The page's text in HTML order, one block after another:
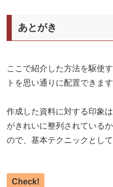
あとがき
ここで紹介した方法を駆使
トを思い通りに配置できます
作成した資料に対する印象
がきれいに整列されている
ので、基本テクニックとし
Check!